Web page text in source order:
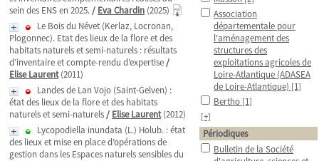
sein des ENS en 2025./ Eva Chardin (2025)
Le Bois du Névet (Kerlaz, Locronan,
Plogonnec). Etat des lieux de la flore et des
habitats naturels et semi-naturels : résultats
d’inventaire et compte-rendu d’expertise/
Elise Laurent(2011)
Landes de Lan Vojo (Saint-Gelven) :
état des lieux de la flore et des habitats
naturels et semi-naturels/ Elise Laurent(2012)
Lycopodiella inundata (L.) Holub. : état
des lieux et mise en place d’opérations de
gestion dans les Espaces naturels sensibles du
Association
départementale pour
l'aménagement des
structures des
exploitations agricoles de
Loire-Atlantique (ADASEA
de Loire-Atlantique) [1]
Bertho [1]
[+]
Périodiques
Bulletin de la Société